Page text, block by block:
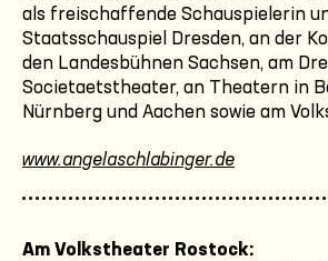
als freischaffende Schauspielerin
Staatsschauspiel Dresden, an der
den Landesbühnen Sachsen, am
Societaetstheater, an Theatern in
Nürnberg und Aachen sowie am
www.angelaschlabinger.de
Am Volkstheater Rostock: